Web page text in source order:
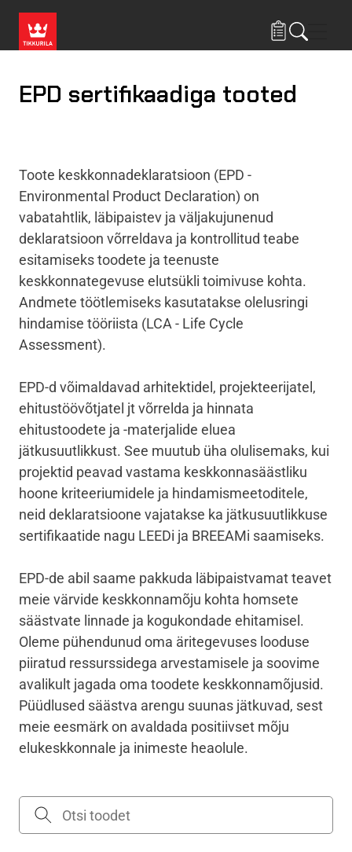
EPD sertifikaadiga tooted
Toote keskkonnadeklaratsioon (EPD -
Environmental Product Declaration) on
vabatahtlik, läbipaistev ja väljakujunenud
deklaratsioon võrreldava ja kontrollitud teabe
esitamiseks toodete ja teenuste
keskkonnategevuse elutsükli toimivuse kohta.
Andmete töötlemiseks kasutatakse olelusringi
hindamise tööriista (LCA - Life Cycle
Assessment).
EPD-d võimaldavad arhitektidel, projekteerijatel,
ehitustöövõtjatel jt võrrelda ja hinnata
ehitustoodete ja -materjalide eluea
jätkusuutlikkust. See muutub üha olulisemaks, kui
projektid peavad vastama keskkonnasäästliku
hoone kriteeriumidele ja hindamismeetoditele,
neid deklaratsioone vajatakse ka jätkusuutlikkuse
sertifikaatide nagu LEEDi ja BREEAMi saamiseks.
EPD-de abil saame pakkuda läbipaistvamat teavet
meie värvide keskkonnamõju kohta homsete
säästvate linnade ja kogukondade ehitamisel.
Oleme pühendunud oma äritegevuses looduse
piiratud ressurssidega arvestamisele ja soovime
avalikult jagada oma toodete keskkonnamõjusid.
Püüdlused säästva arengu suunas jätkuvad, sest
meie eesmärk on avaldada positiivset mõju
elukeskkonnale ja inimeste heaolule.